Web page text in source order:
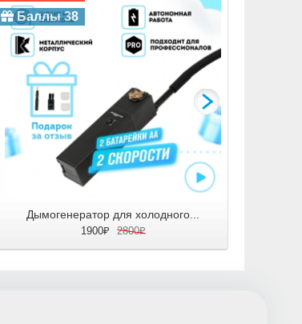
Дымогенератор для холодного...
1900₽ 2800₽
Баллы 38